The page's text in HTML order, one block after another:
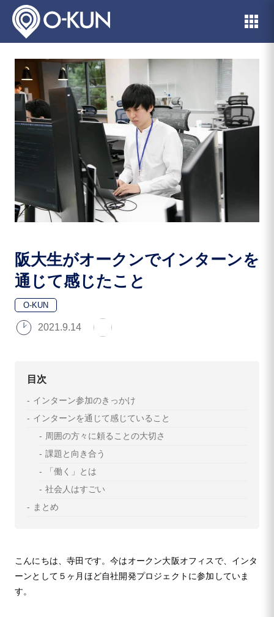
阪大生がオークンでインターンを
通じて感じたこと
O-KUN
2021.9.14
目次
インターン参加のきっかけ
インターンを通じて感じていること
周囲の方々に頼ることの大切さ
課題と向き合う
「働く」とは
社会人はすごい
まとめ
こんにちは、寺田です。今はオークン大阪オフィスで、インタ
ーンとして５ヶ月ほど自社開発プロジェクトに参加していま
す。